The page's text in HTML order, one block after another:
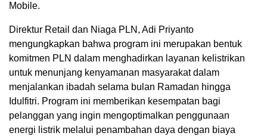
Mobile.
Direktur Retail dan Niaga PLN, Adi Priyanto
mengungkapkan bahwa program ini merupakan bentuk
komitmen PLN dalam menghadirkan layanan kelistrikan
untuk menunjang kenyamanan masyarakat dalam
menjalankan ibadah selama bulan Ramadan hingga
Idulfitri. Program ini memberikan kesempatan bagi
pelanggan yang ingin mengoptimalkan penggunaan
energi listrik melalui penambahan daya dengan biaya